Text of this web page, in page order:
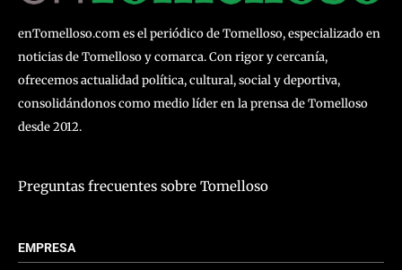
enTomelloso.com es el periódico de Tomelloso, especializado en
noticias de Tomelloso y comarca. Con rigor y cercanía,
ofrecemos actualidad política, cultural, social y deportiva,
consolidándonos como medio líder en la prensa de Tomelloso
desde 2012.
Preguntas frecuentes sobre Tomelloso
EMPRESA